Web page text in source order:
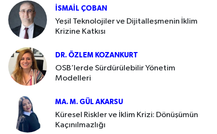
İSMAIL ÇOBAN
Yeşil Teknolojiler ve Dijitalleşmenin İklim
Krizine Katkısı
DR. ÖZLEM KOZANKURT
OSB’lerde Sürdürülebilir Yönetim
Modelleri
MA. M. GÜL AKARSU
Küresel Riskler ve İklim Krizi: Dönüşümün
Kaçınılmazlığı